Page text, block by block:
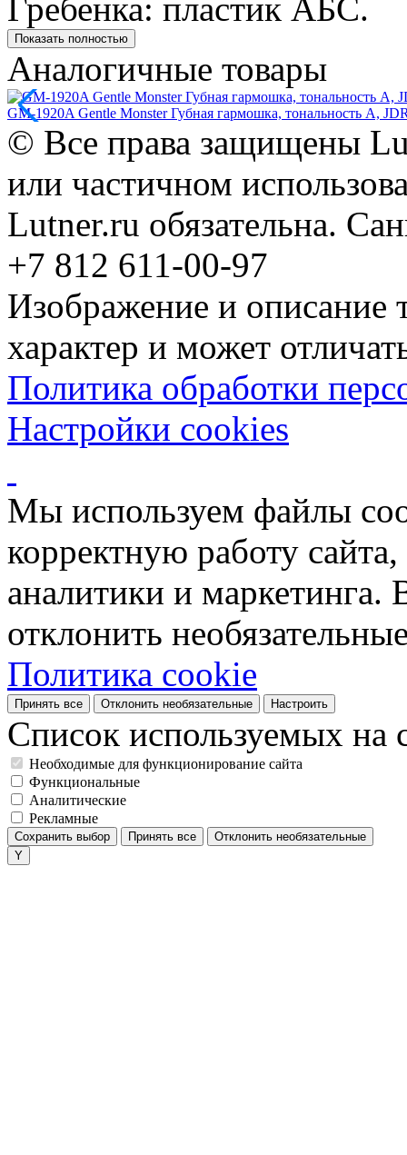
Гребенка: пластик АБС.
Показать полностью
Аналогичные товары
GM-1920A Gentle Monster Губная гармошка, тональность A,
© Все права защищены
или частичном
Lutner.ru обязательна.
+7 812 611-00-97
Изображение и описание
характер и может
Политика обработки
Настройки cookies
Мы используем файлы
корректную работу
аналитики и
отклонить
Политика cookie
Принять все Отклонить необязательные Настроить
Список используемых на
Необходимые для функционирование сайта
Функциональные
Аналитические
Рекламные
Сохранить выбор Принять все Отклонить необязательные